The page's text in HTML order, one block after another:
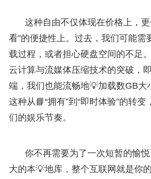
这种自由不仅体现在价格上，
看”的便捷性上。过去，我们可能需
载过程，或者担心硬盘空间的不足
云计算与流媒体压缩技术的突破，
端，我们也能流畅地💡加载数GB大
这种从📘“拥有”到“即时体验”的转
们的娱乐节奏。
你不再需要为了一次短暂的愉
大的本💡地库，整个互联网就是你